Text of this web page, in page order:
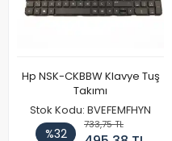
Hp NSK-CKBBW Klavye Tuş
Takımı
Stok Kodu: BVEFEMFHYN
%32
733,75 TL